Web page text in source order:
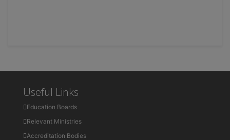
Useful Links
Education Boards
Relevant Ministries
Accreditation Bodies